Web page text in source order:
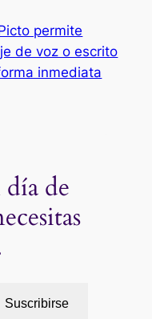
permite
de voz o escrito
inmediata
de
Suscribirse